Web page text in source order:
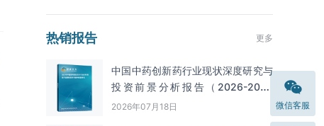
热销报告 更多
中国中药创新药行业现状深度研究与
投资前景分析报告（2026-2033
年）
2026年07月18日 微信客服